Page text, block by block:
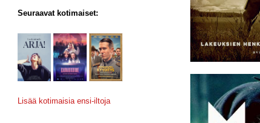
Seuraavat kotimaiset:
Lisää kotimaisia ensi-iltoja